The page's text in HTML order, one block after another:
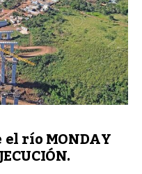
río MONDAY